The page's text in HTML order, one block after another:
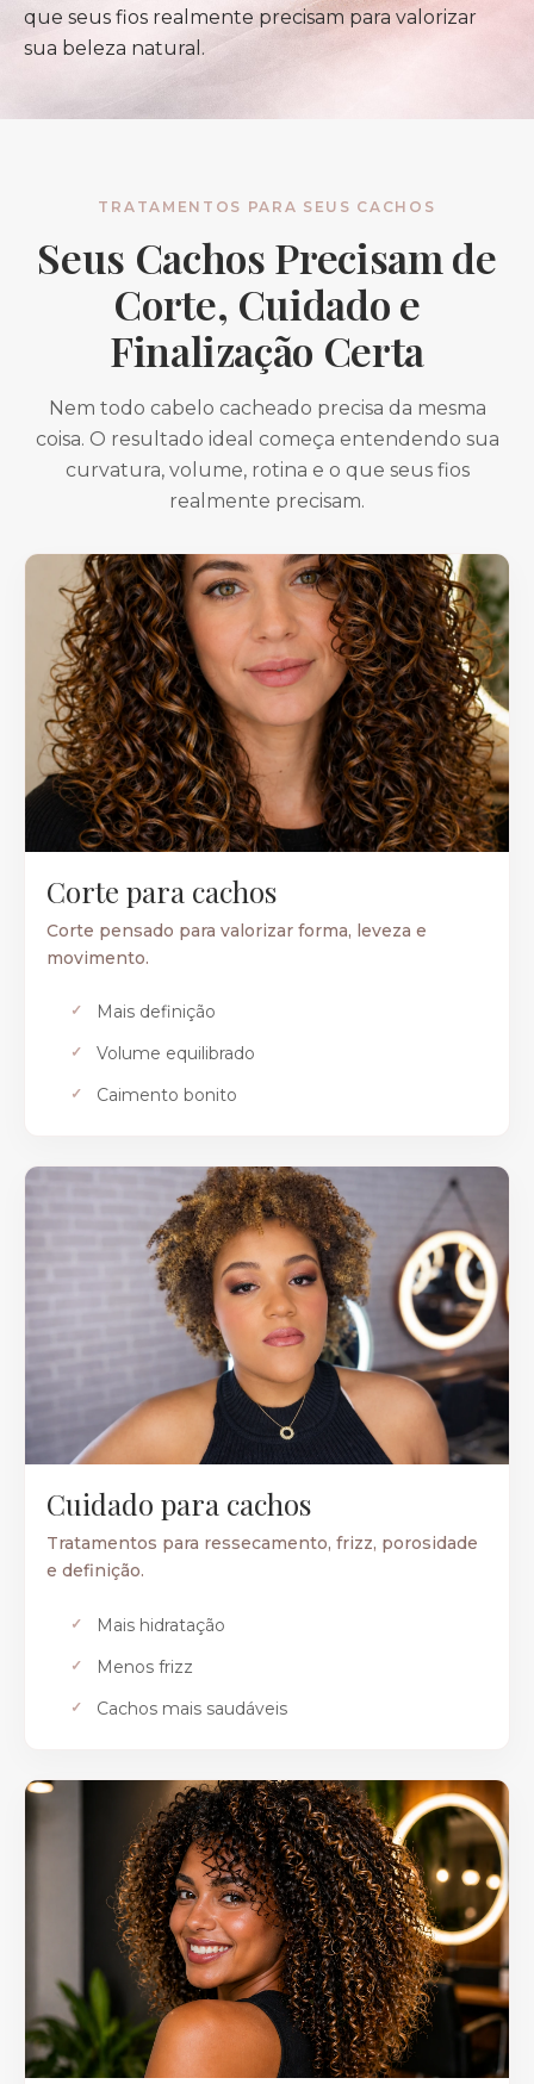
que seus fios realmente precisam para valorizar
sua beleza natural.
TRATAMENTOS PARA SEUS CACHOS
Seus Cachos Precisam de
Corte, Cuidado e
Finalização Certa
Nem todo cabelo cacheado precisa da mesma
coisa. O resultado ideal começa entendendo sua
curvatura, volume, rotina e o que seus fios
realmente precisam.
Corte para cachos
Corte pensado para valorizar forma, leveza e
movimento.
Mais definição
Volume equilibrado
Caimento bonito
Cuidado para cachos
Tratamentos para ressecamento, frizz, porosidade
e definição.
Mais hidratação
Menos frizz
Cachos mais saudáveis